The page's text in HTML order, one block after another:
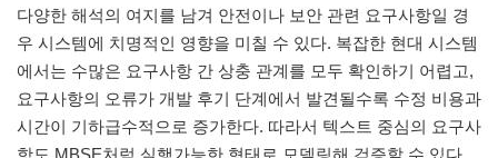
다양한 해석의 여지를 남겨 안전이나 보안 관련 요구사항일 경
우 시스템에 치명적인 영향을 미칠 수 있다. 복잡한 현대 시스템
에서는 수많은 요구사항 간 상충 관계를 모두 확인하기 어렵고,
요구사항의 오류가 개발 후기 단계에서 발견될수록 수정 비용과
시간이 기하급수적으로 증가한다. 따라서 텍스트 중심의 요구사